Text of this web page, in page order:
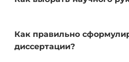
Как правильно
диссертации?